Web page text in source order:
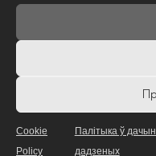
Cookie
Policy
Палітыка ў
дадзеных